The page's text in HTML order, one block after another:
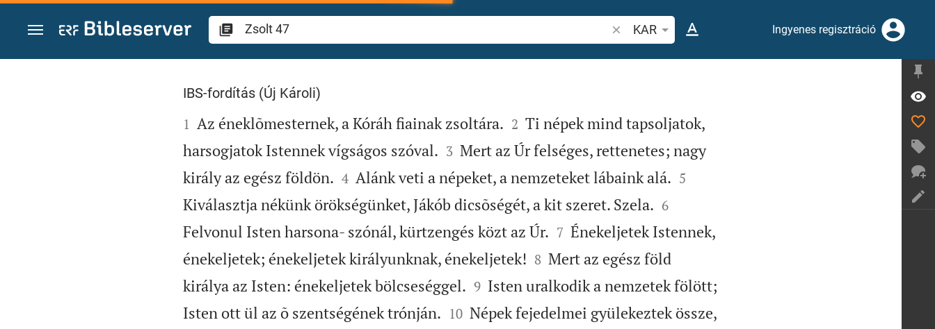
Ugrás a tartalomra
Igevers vagy szó keresése
KAR Ingyenes regisztráció
Zsolt 47
IBS-fordítás (Új Károli)

1 Az éneklõmesternek, a Kóráh fiainak zsoltára.
2 Ti népek mind tapsoljatok,
harsogjatok Istennek vígságos szóval.
3 Mert az Úr felséges, rettenetes; nagy
király az egész földön.

4 Alánk veti a népeket, a nemzeteket lábaink alá.

5
Kiválasztja nékünk örökségünket, Jákób dicsõségét, a kit szeret. Szela.

6
Felvonul Isten harsona- szónál, kürtzengés közt az Úr.
7 Énekeljetek Istennek,
énekeljetek; énekeljetek királyunknak, énekeljetek!
8 Mert az egész föld
királya az Isten: énekeljetek bölcseséggel.

9 Isten uralkodik a nemzetek fölött;
Isten ott ül az õ szentségének trónján.
10 Népek fejedelmei gyülekeztek össze,